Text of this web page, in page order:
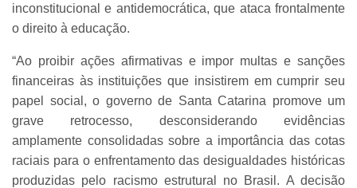
inconstitucional e antidemocrática, que ataca frontalmente
o direito à educação.
“Ao proibir ações afirmativas e impor multas e sanções
financeiras às instituições que insistirem em cumprir seu
papel social, o governo de Santa Catarina promove um
grave retrocesso, desconsiderando evidências
amplamente consolidadas sobre a importância das cotas
raciais para o enfrentamento das desigualdades históricas
produzidas pelo racismo estrutural no Brasil. A decisão